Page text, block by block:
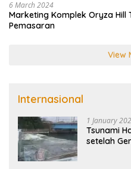
6 March 2024
Marketing Komplek Oryza Hill
Pemasaran
View
Internasional
1 January
Tsunami
setelah